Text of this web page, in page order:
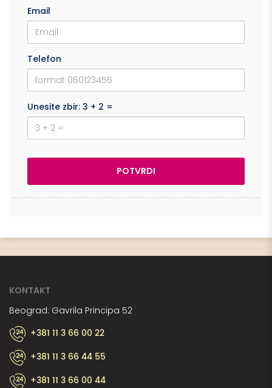
Email
Telefon
Unesite zbir: 3 + 2 =
KONTAKT
Beograd: Gavrila Principa 52
+381 11 3 66 00 22
+381 11 3 66 44 55
+381 11 3 66 00 44